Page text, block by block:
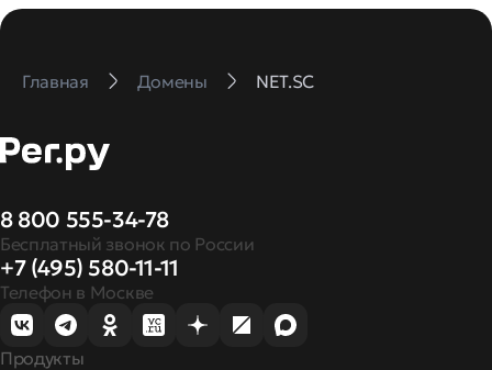
Главная Домены NET.SC
8 800 555-34-78
Бесплатный звонок по России
+7 (495) 580-11-11
Телефон в Москве
Продукты